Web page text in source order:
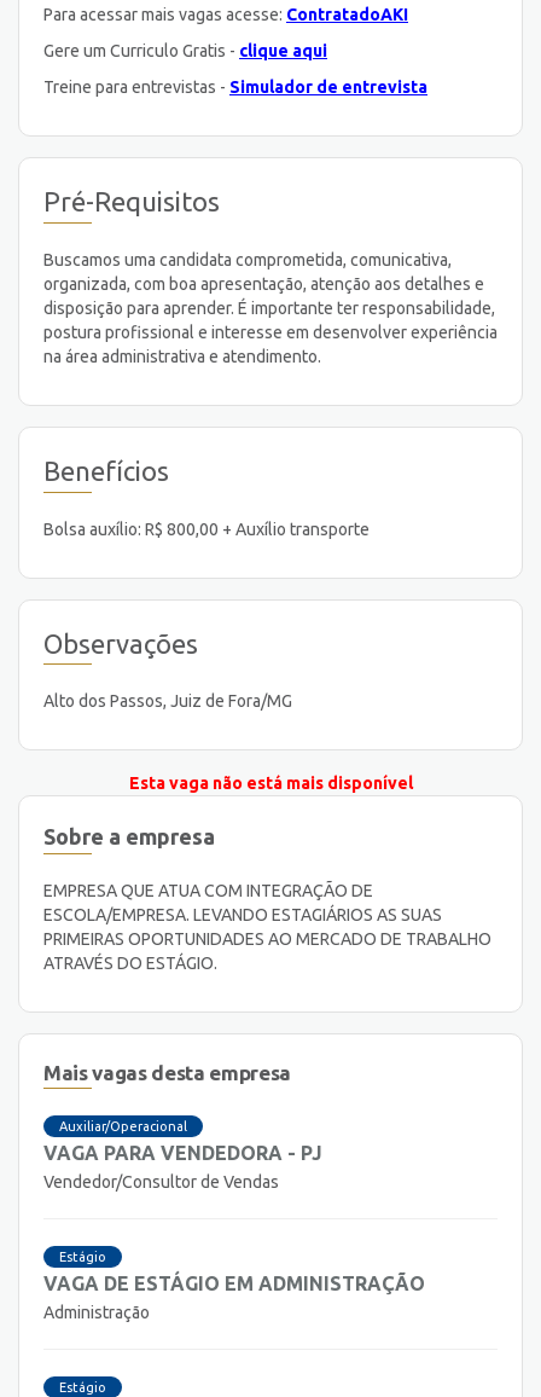
Para acessar mais vagas acesse: ContratadoAKI
Gere um Curriculo Gratis - clique aqui
Treine para entrevistas - Simulador de entrevista
Pré-Requisitos
Buscamos uma candidata comprometida, comunicativa,
organizada, com boa apresentação, atenção aos detalhes e
disposição para aprender. É importante ter responsabilidade,
postura profissional e interesse em desenvolver experiência
na área administrativa e atendimento.
Benefícios
Bolsa auxílio: R$ 800,00 + Auxílio transporte
Observações
Alto dos Passos, Juiz de Fora/MG
Esta vaga não está mais disponível
Sobre a empresa
EMPRESA QUE ATUA COM INTEGRAÇÃO DE
ESCOLA/EMPRESA. LEVANDO ESTAGIÁRIOS AS SUAS
PRIMEIRAS OPORTUNIDADES AO MERCADO DE TRABALHO
ATRAVÉS DO ESTÁGIO.
Mais vagas desta empresa
Auxiliar/Operacional
VAGA PARA VENDEDORA - PJ
Vendedor/Consultor de Vendas
Estágio
VAGA DE ESTÁGIO EM ADMINISTRAÇÃO
Administração
Estágio